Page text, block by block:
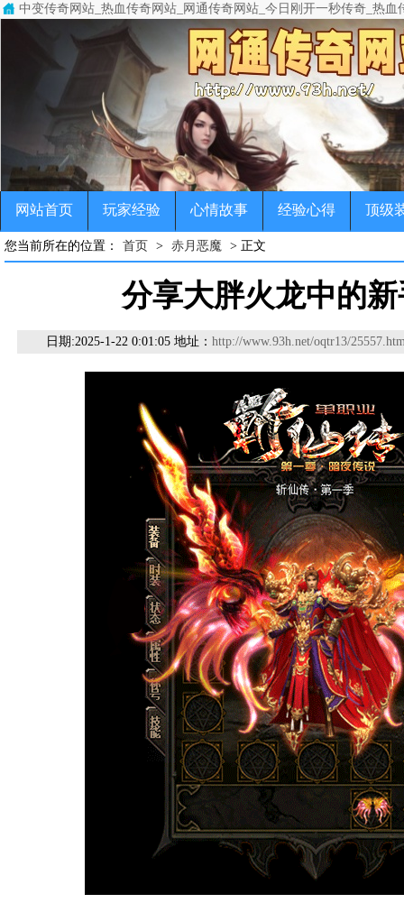
中变传奇网站_热血传奇网站_网通传奇网站_今日刚开一秒传奇_热血
中变传奇网站(www.93h.net)专注于变态传奇,超级变态传奇,超变态传
传奇，变态传奇，单职业传奇，超变传奇，宠物传奇，微变传奇，公益
网站首页 玩家经验 心情故事 经验心得 顶级
您当前所在的位置： 首页 > 赤月恶魔 > 正文
分享大胖火龙中的
日期:2025-1-22 0:01:05 地址： http://www.93h.net/oqtr13/